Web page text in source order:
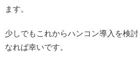
ます。
少しでもこれからハンコン導入を検
なれば幸いです。